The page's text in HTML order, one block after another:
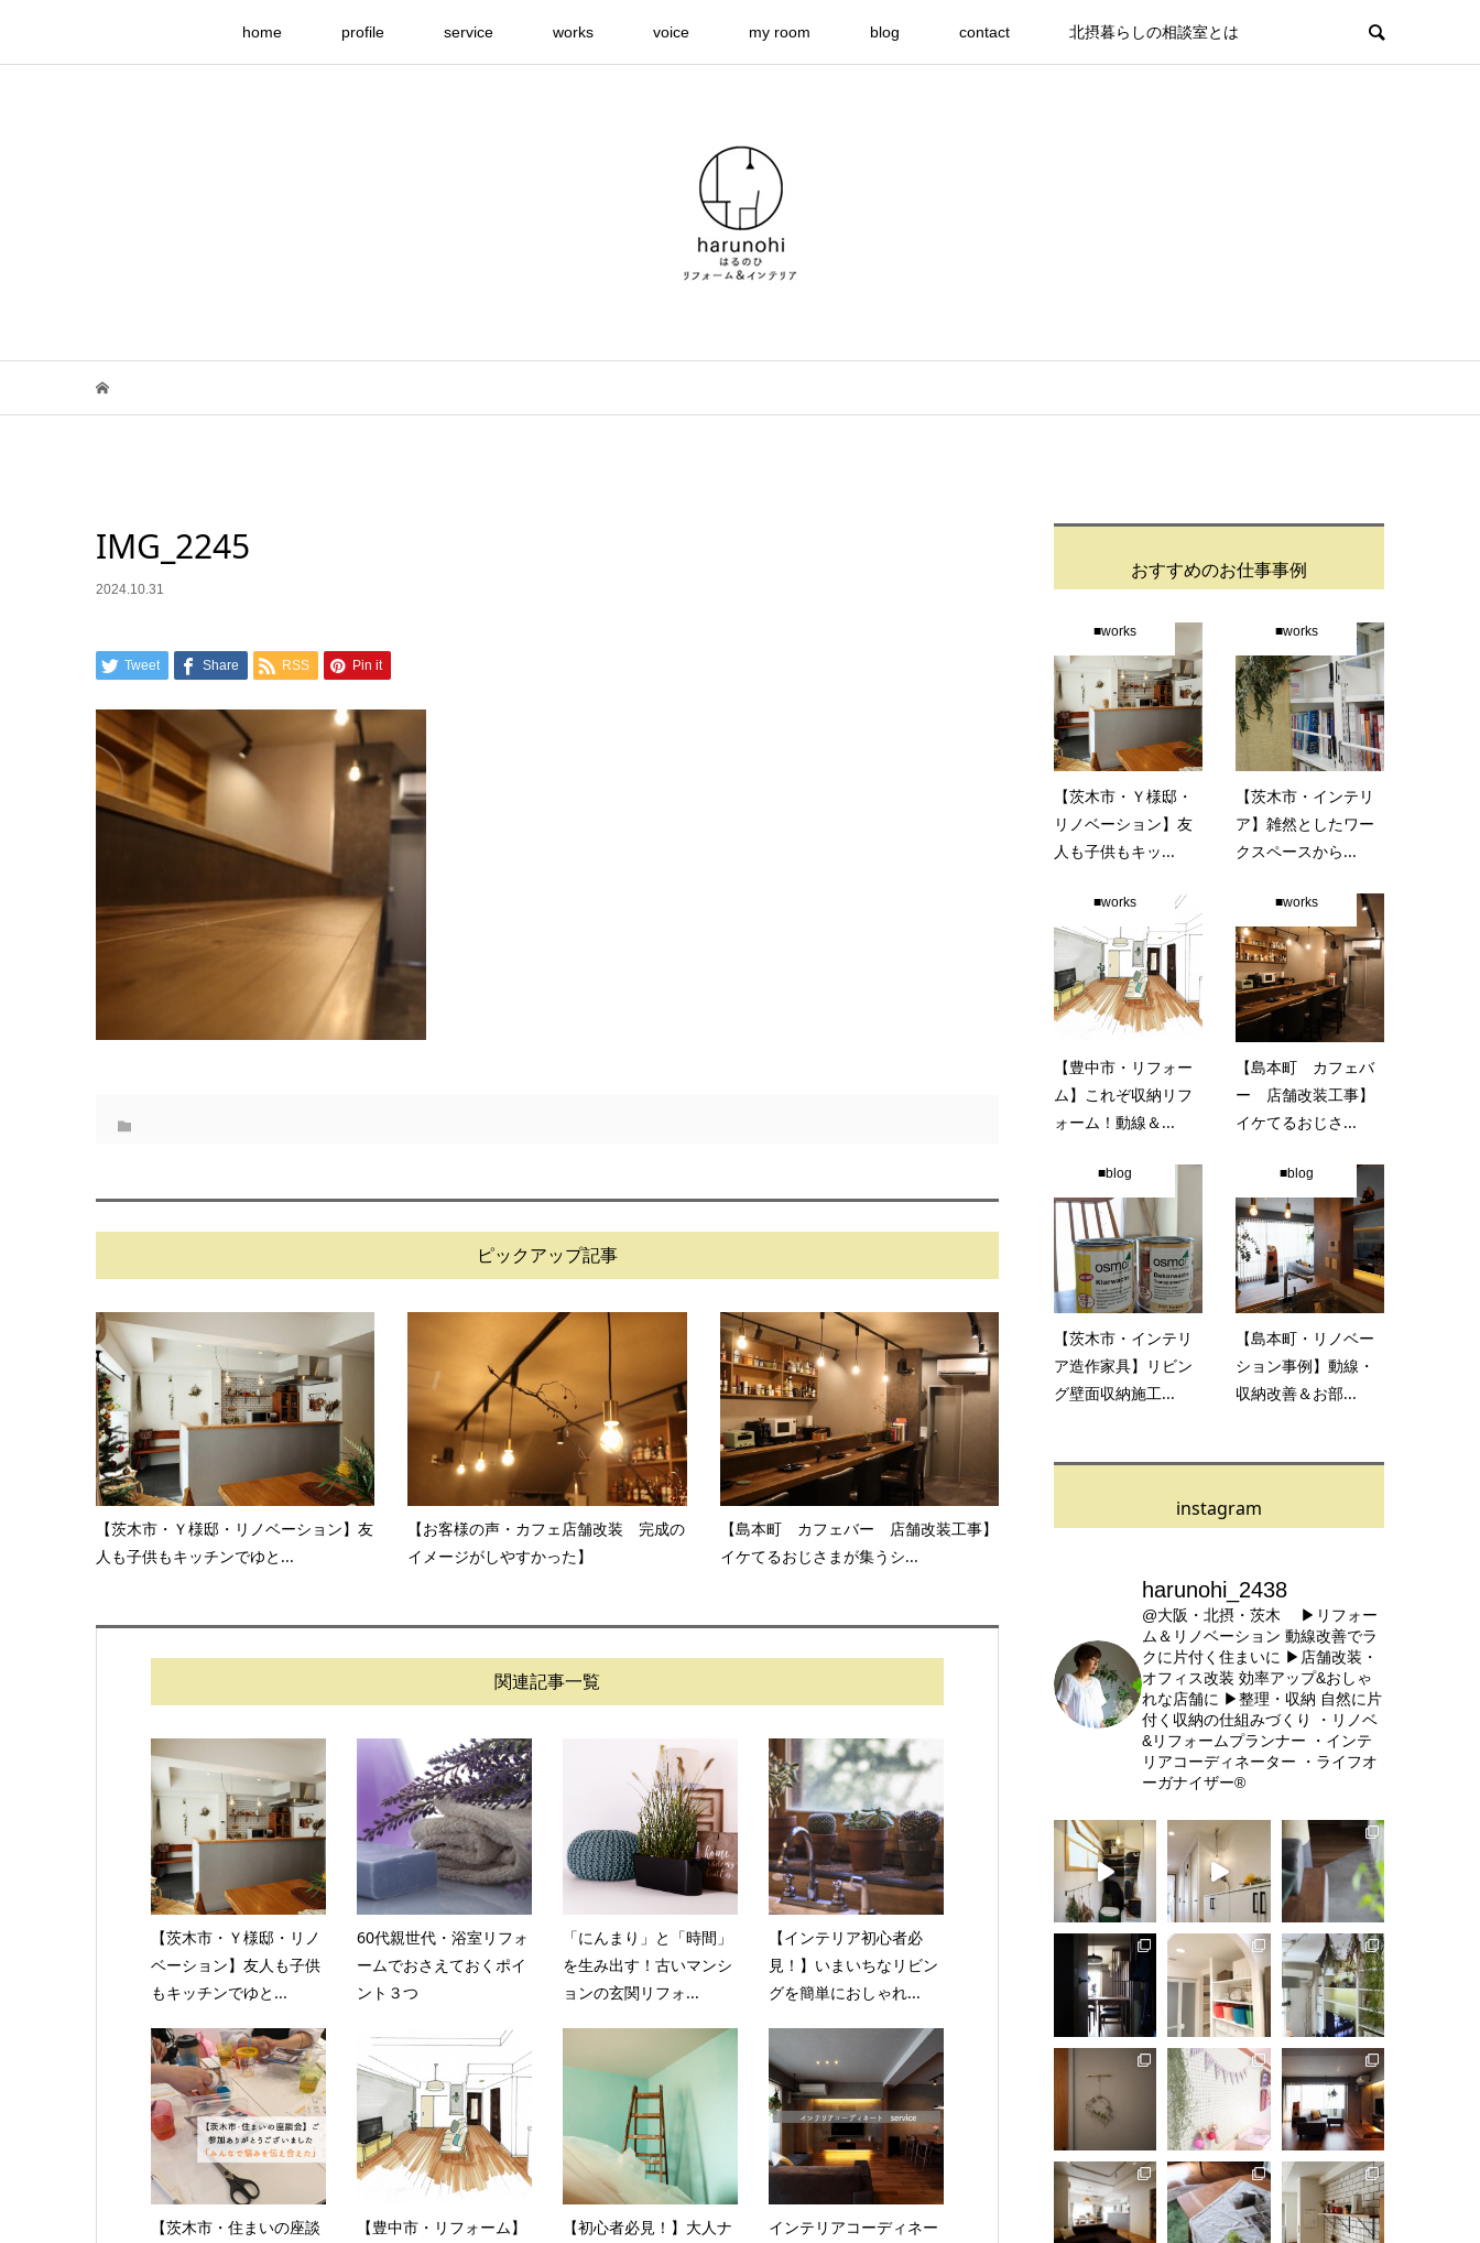
home profile service works voice my room blog contact 北摂暮らしの相談室とは
IMG_2245
2024.10.31
Tweet Share RSS Pin it
ピックアップ記事
【茨木市・Ｙ様邸・リノベーション】友
人も子供もキッチンでゆと...
【お客様の声・カフェ店舗改装 完成の
イメージがしやすかった】
【島本町 カフェバー 店舗改装工事】
イケてるおじさまが集うシ...
関連記事一覧
【茨木市・Ｙ様邸・リノ
ベーション】友人も子供
もキッチンでゆと...
60代親世代・浴室リフォ
ームでおさえておくポイ
ント３つ
「にんまり」と「時間」
を生み出す！古いマンシ
ョンの玄関リフォ...
【インテリア初心者必
見！】いまいちなリビン
グを簡単におしゃれ...
【茨木市・住まいの座談
【豊中市・リフォーム】
【初心者必見！】大人ナ
インテリアコーディネー
おすすめのお仕事事例
■works
【茨木市・Ｙ様邸・
リノベーション】友
人も子供もキッ...
■works
【茨木市・インテリ
ア】雑然としたワー
クスペースから...
■works
【豊中市・リフォー
ム】これぞ収納リフ
ォーム！動線＆...
■works
【島本町 カフェバ
ー 店舗改装工事】
イケてるおじさ...
■blog
【茨木市・インテリ
ア造作家具】リビン
グ壁面収納施工...
■blog
【島本町・リノベー
ション事例】動線・
収納改善＆お部...
instagram
harunohi_2438
@大阪・北摂・茨木
▶リフォー
ム＆リノベーション 動線改善でラ
クに片付く住まいに ▶店舗改装・
オフィス改装 効率アップ&おしゃ
れな店舗に ▶整理・収納 自然に片
付く収納の仕組みづくり
・リノベ
&リフォームプランナー ・インテ
リアコーディネーター ・ライフオ
ーガナイザー®